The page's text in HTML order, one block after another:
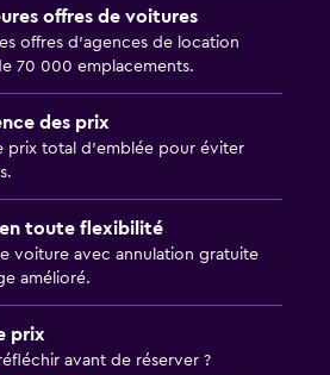
offres de voitures
offres d’agences de location
70 000 emplacements.
des prix
prix total d’emblée pour éviter
en toute flexibilité
voiture avec annulation gratuite
amélioré.
prix
avant de réserver ?